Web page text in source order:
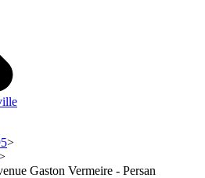
Gaston Vermeire - Persan